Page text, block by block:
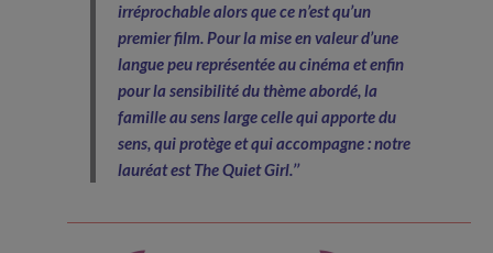
irréprochable alors que ce n’est qu’un
premier film. Pour la mise en valeur d’une
langue peu représentée au cinéma et enfin
pour la sensibilité du thème abordé, la
famille au sens large celle qui apporte du
sens, qui protège et qui accompagne : notre
lauréat est The Quiet Girl.’’